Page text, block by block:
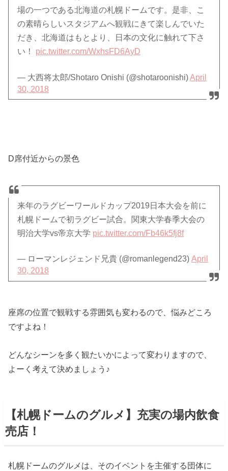
場の一つである北海道の札幌ドームです。是非、こ
の素晴らしいスタジアムへ観戦にきて楽しんでいた
だき、北海道はもとより、日本の文化に触れて下さ
い！ pic.twitter.com/WxhsFD6AyD
— 大西将太郎/Shotaro Onishi (@shotaroonishi)April
30, 2018
D席付近からの景色
来年のラグビーワールドカップ2019日本大会を前に
札幌ドームで初ラグビー試合。関東大学春季大会の
明治大学vs帝京大学 pic.twitter.com/Fb46k5fj8f
— ローマンレジェンド兄貴 (@romanlegend23)April
30, 2018
座席の位置で観戦する雰囲気も変わるので、悩みどころ
ですよね！
どんなシーンを多く観たいかによって変わりますので、
よーく考えて決めましょう♪
【札幌ドームのグルメ】充実の場内飲食
売店！
札幌ドームのグルメは、そのイベントを主催する団体に